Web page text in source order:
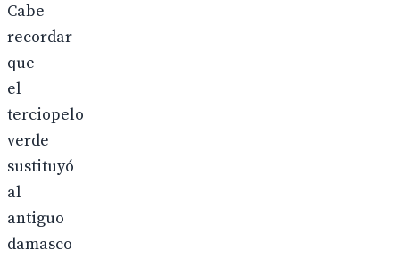
Cabe
recordar
que
el
terciopelo
verde
sustituyó
al
antiguo
damasco